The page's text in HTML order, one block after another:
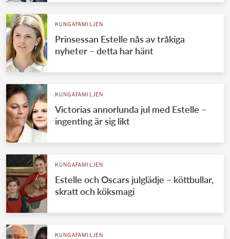
KUNGAFAMILJEN
Prinsessan Estelle nås av tråkiga
nyheter – detta har hänt
KUNGAFAMILJEN
Victorias annorlunda jul med Estelle –
ingenting är sig likt
KUNGAFAMILJEN
Estelle och Oscars julglädje – köttbullar,
skratt och köksmagi
KUNGAFAMILJEN